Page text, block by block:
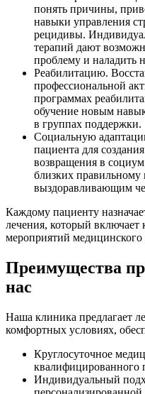
понять причины,
навыки управления
рецидивы.
терапий дают
проблему и наладить
Реабилитацию.
профессиональной
программах
обучение новым
в группах поддержки.
Социальную
пациента для
возвращения в
близких правильному
выздоравливающим
Каждому пациенту
лечения, который включает
мероприятий медицинского
Преимущества
нас
Наша клиника предлагает
комфортных условиях,
Круглосуточное
квалифицированного
Индивидуальный